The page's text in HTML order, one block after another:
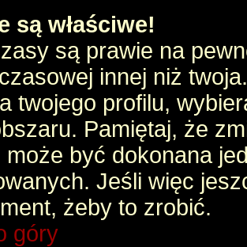
są właściwe!
są prawie na
innej niż
twojego profilu,
Pamiętaj, że
może być dokonana
Jeśli więc
żeby to zrobić.
góry